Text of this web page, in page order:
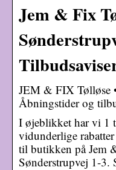
Jem & Fix
JEM & FIX Tølløse
Åbningstider og
I øjeblikket har vi 1
vidunderlige
til butikken på Jem
Sønderstrupvej 1-